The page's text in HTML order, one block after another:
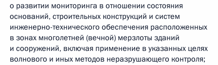
о развитии мониторинга в отношении состояния
оснований, строительных конструкций и систем
инженерно-технического обеспечения расположенных
в зонах многолетней (вечной) мерзлоты зданий
и сооружений, включая применение в указанных целях
волнового и иных методов неразрушающего контроля;